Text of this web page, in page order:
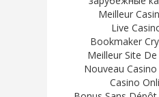
Meilleur
Live
Bookmaker
Meilleur Site
Nouveau
Casino